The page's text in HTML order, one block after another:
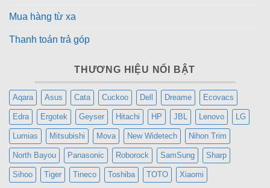
Mua hàng từ xa
Thanh toán trả góp
THƯƠNG HIỆU NỔI BẬT
Aqara Asus Cata Cuckoo Dell Dreame Ecovacs
Edra Ergotek Geyser Hitachi HP JBL Lenovo LG
Lumias Mitsubishi Mova New Widetech Nihon Trim
North Bayou Panasonic Roborock SamSung Sharp
Sihoo Tiger Tineco Toshiba TOTO Xiaomi